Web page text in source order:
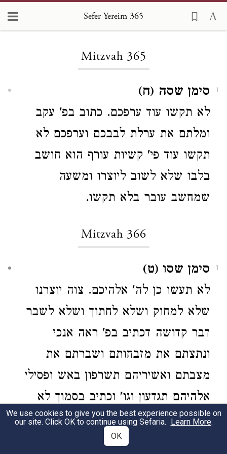
Sefer Yereim 365
Mitzvah 365
1
סימן שסה (ח)
לא תקשו עוד ערפכם. כתוב בפ' עקב
ומלתם את ערלת לבבכם וערפכם לא
תקשו עוד פי' קשיות עורף הוא חושב
בלבו שלא לשוב ליוצרו ומשעה
שמחשב עובר בלא תקשו.
Mitzvah 366
1
סימן שסו (ט)
לא תעשו כן לה' אלהיכם. צוה יוצרנו
שלא למחוק ושלא לחתוך ושלא לשבר
דבר קדושה דכתיב בפ' ראה אנכי
ונתצתם את מזבחותם ושברתם את
מצבתם ואשיריהם תשרפון באש ופסילי
אלהיהם תגדעון וגו' וכתיב בסמוך לא
תעשון כן לה' אלהיכם ותניא בספרי מנין
לנותץ אבן מן ההיכל מן המזבח או מן
We use cookies to give you the best experience possible on
our site. Click OK to continue using Sefaria. Learn More.
OK